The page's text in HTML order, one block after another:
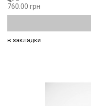
760.00 грн
в закладки